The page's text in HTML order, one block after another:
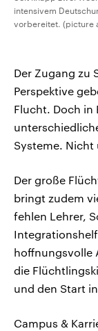
intensivem
vorbereitet. (picture
Der Zugang zu
Perspektive
Flucht. Doch in
Systeme. Nicht
Der große
bringt zudem
fehlen Lehrer,
hoffnungsvolle
die
und den Start
Campus &